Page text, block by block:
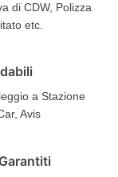
di CDW, Polizza
etc.
a Stazione
Avis